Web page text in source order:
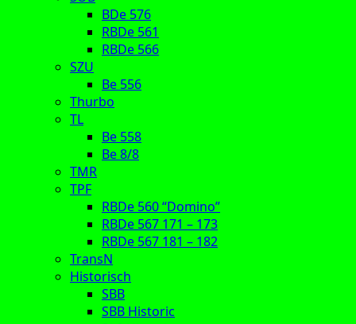
BDe 576
RBDe 561
RBDe 566
SZU
Be 556
Thurbo
TL
Be 558
Be 8/8
TMR
TPF
RBDe 560 “Domino”
RBDe 567 171 – 173
RBDe 567 181 – 182
TransN
Historisch
SBB
SBB Historic